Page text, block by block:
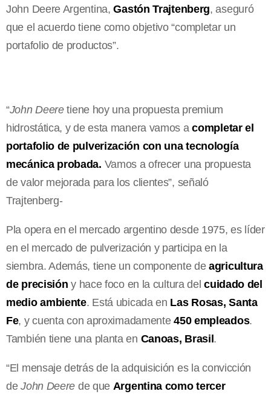
John Deere Argentina, Gastón Trajtenberg, aseguró
que el acuerdo tiene como objetivo “completar un
portafolio de productos”.
“John Deeretiene hoy una propuesta premium
hidrostática, y de esta manera vamos acompletar el
portafolio de pulverización con una tecnología
mecánica probada. Vamos a ofrecer una propuesta
de valor mejorada para los clientes”, señaló
Trajtenberg-
Pla opera en el mercado argentino desde 1975, es líder
en el mercado de pulverización y participa en la
siembra. Además, tiene un componente deagricultura
de precisión y hace foco en la cultura delcuidado del
medio ambiente. Está ubicada en Las Rosas, Santa
Fe, y cuenta con aproximadamente450 empleados.
También tiene una planta en Canoas, Brasil.
“El mensaje detrás de la adquisición es la convicción
deJohn Deere de que Argentina como tercer